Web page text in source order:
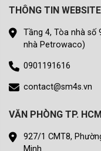
THÔNG TIN WEBSITE
Tầng 4, Tòa nhà số
nhà Petrowaco)
0901191616
contact@sm4s.vn
VĂN PHÒNG TP. HCM
927/1 CMT8,